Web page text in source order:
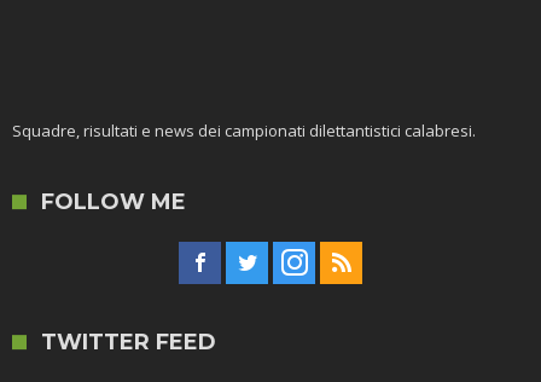
Squadre, risultati e news dei campionati dilettantistici calabresi.
FOLLOW ME
TWITTER FEED